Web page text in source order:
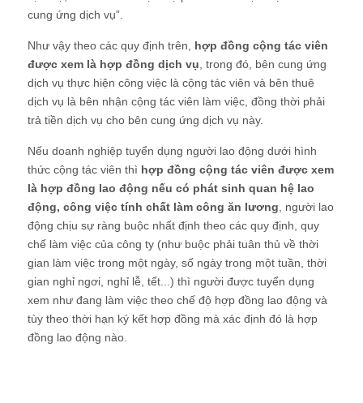
cung ứng dịch vụ”.
Như vậy theo các quy định trên, hợp đồng cộng tác viên
được xem là hợp đồng dịch vụ , trong đó, bên cung ứng
dịch vụ thực hiện công việc là cộng tác viên và bên thuê
dịch vụ là bên nhận cộng tác viên làm việc, đồng thời phải
trả tiền dịch vụ cho bên cung ứng dịch vụ này.
Nếu doanh nghiệp tuyển dụng người lao động dưới hình
thức cộng tác viên thì hợp đồng cộng tác viên được xem
là hợp đồng lao động nếu có phát sinh quan hệ lao
động, công việc tính chất làm công ăn lương , người lao
động chịu sự ràng buộc nhất định theo các quy định, quy
chế làm việc của công ty (như buộc phải tuân thủ về thời
gian làm việc trong một ngày, số ngày trong một tuần, thời
gian nghỉ ngơi, nghỉ lễ, tết...) thì người được tuyển dụng
xem như đang làm việc theo chế độ hợp đồng lao động và
tùy theo thời hạn ký kết hợp đồng mà xác định đó là hợp
đồng lao động nào.